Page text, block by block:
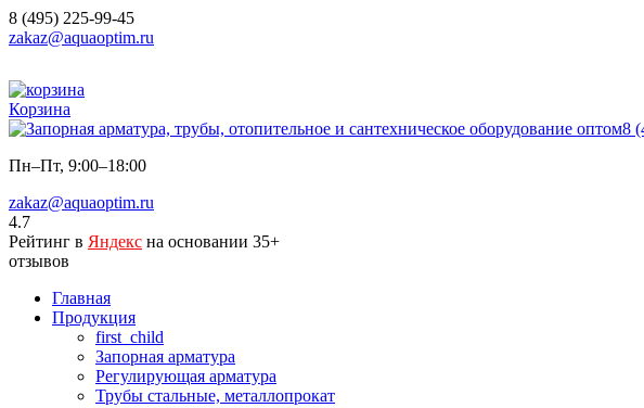
8 (495) 225-99-45
zakaz@aquaoptim.ru
Корзина
8
Пн–Пт, 9:00–18:00
zakaz@aquaoptim.ru
4.7
Рейтинг в Яндекс на основании 35+
отзывов
Главная
Продукция
first_child
Запорная арматура
Регулирующая арматура
Трубы стальные, металлопрокат